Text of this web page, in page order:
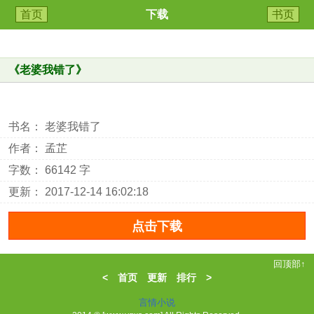
首页 下载 书页
《老婆我错了》
书名： 老婆我错了
作者： 孟芷
字数： 66142 字
更新： 2017-12-14 16:02:18
回顶部↑
< 首页 更新 排行>
言情小说